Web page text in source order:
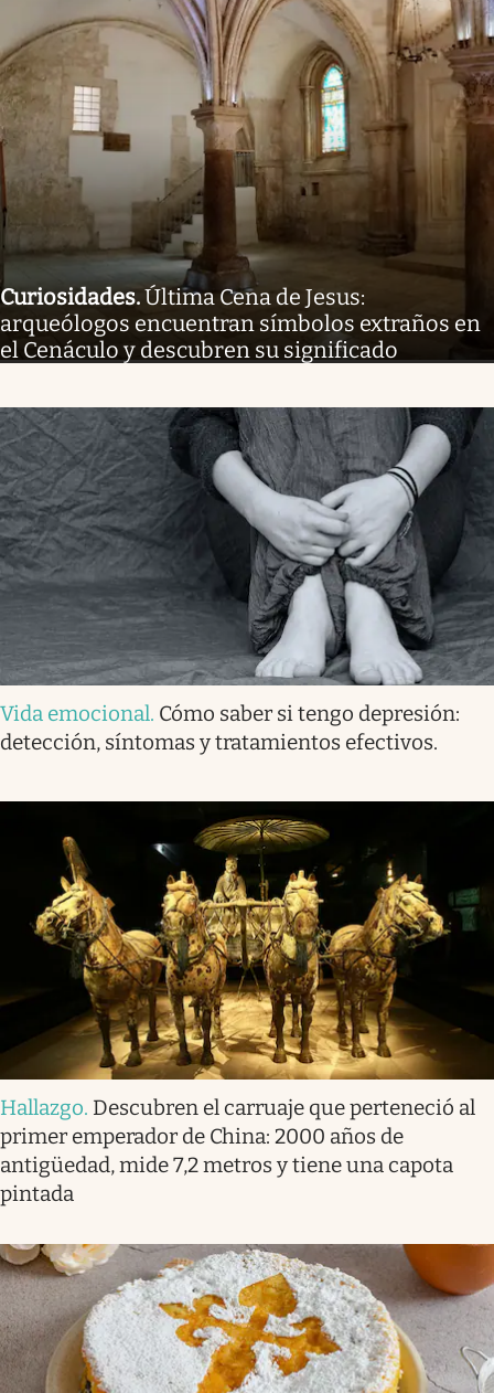
Curiosidades.Última Cena de Jesus:
arqueólogos encuentran símbolos extraños en
el Cenáculo y descubren su significado
Vida emocional. Cómo saber si tengo depresión:
detección, síntomas y tratamientos efectivos.
Hallazgo. Descubren el carruaje que perteneció al
primer emperador de China: 2000 años de
antigüedad, mide 7,2 metros y tiene una capota
pintada